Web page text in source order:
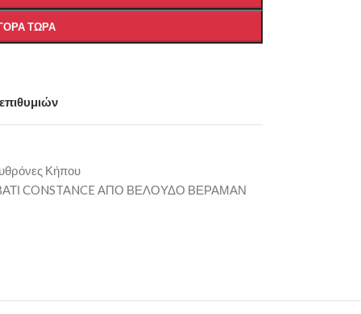
ΤΏΡΑ
Κήπου
CONSTANCE ΑΠΟ ΒΕΛΟΥΔΟ ΒΕΡΑΜΑΝ